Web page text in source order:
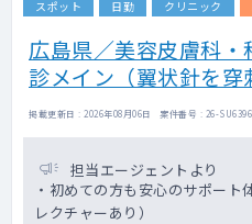
スポット 日勤 クリニック
広島県／美容皮膚科
診メイン（翼状針を穿
掲載更新日 : 2026年08月06日 案件番号 : 26-
担当エージェントより
・初めての方も安心のサポー
レクチャーあり）